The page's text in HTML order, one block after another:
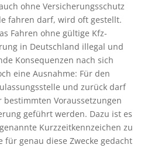
ohne Versicherungsschutz
fahren darf, wird oft gestellt.
Fahren ohne gültige Kfz-
in Deutschland illegal und
Konsequenzen nach sich
eine Ausnahme: Für den
und zurück darf
bestimmten Voraussetzungen
geführt werden. Dazu ist es
Kurzzeitkennzeichen zu
für genau diese Zwecke gedacht